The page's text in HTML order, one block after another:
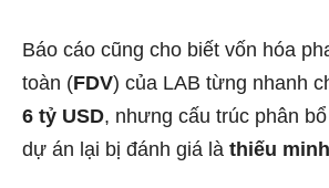
Báo cáo cũng cho biết vốn hóa
toàn (FDV) của LAB từng nhanh
6 tỷ USD, nhưng cấu trúc phân
dự án lại bị đánh giá là thiếu